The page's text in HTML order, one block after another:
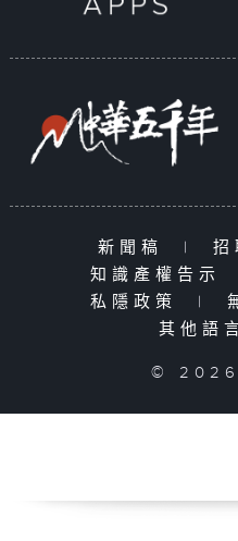
新聞稿 | 招
知識產權告示
私隱政策
|
其他語
©